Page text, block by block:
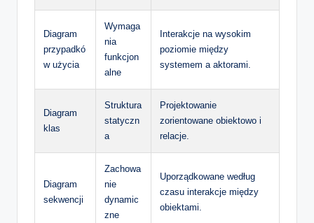
Diagram
przypadkó
w użycia
Wymaga
nia
funkcjon
alne
Interakcje na wysokim
poziomie między
systemem a aktorami.
Diagram
klas
Struktura
statyczn
a
Projektowanie
zorientowane obiektowo i
relacje.
Diagram
sekwencji
Zachowa
nie
dynamic
zne
Uporządkowane według
czasu interakcje między
obiektami.